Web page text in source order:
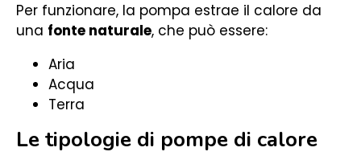
Per funzionare, la pompa estrae il calore da
una fonte naturale, che può essere:
Aria
Acqua
Terra
Le tipologie di pompe di calore